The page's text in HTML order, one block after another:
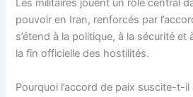
Les militaires jouent un rôle central
pouvoir en Iran, renforcés par
s’étend à la politique, à la sécurité
la fin officielle des hostilités.
Pourquoi l’accord de paix suscite-t-